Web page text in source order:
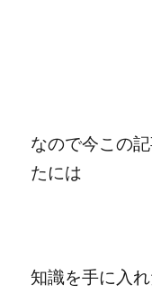
なので今この
たには
知識を手に入